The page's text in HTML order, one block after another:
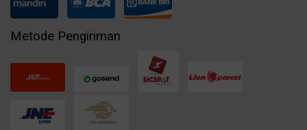
Metode Pengiriman